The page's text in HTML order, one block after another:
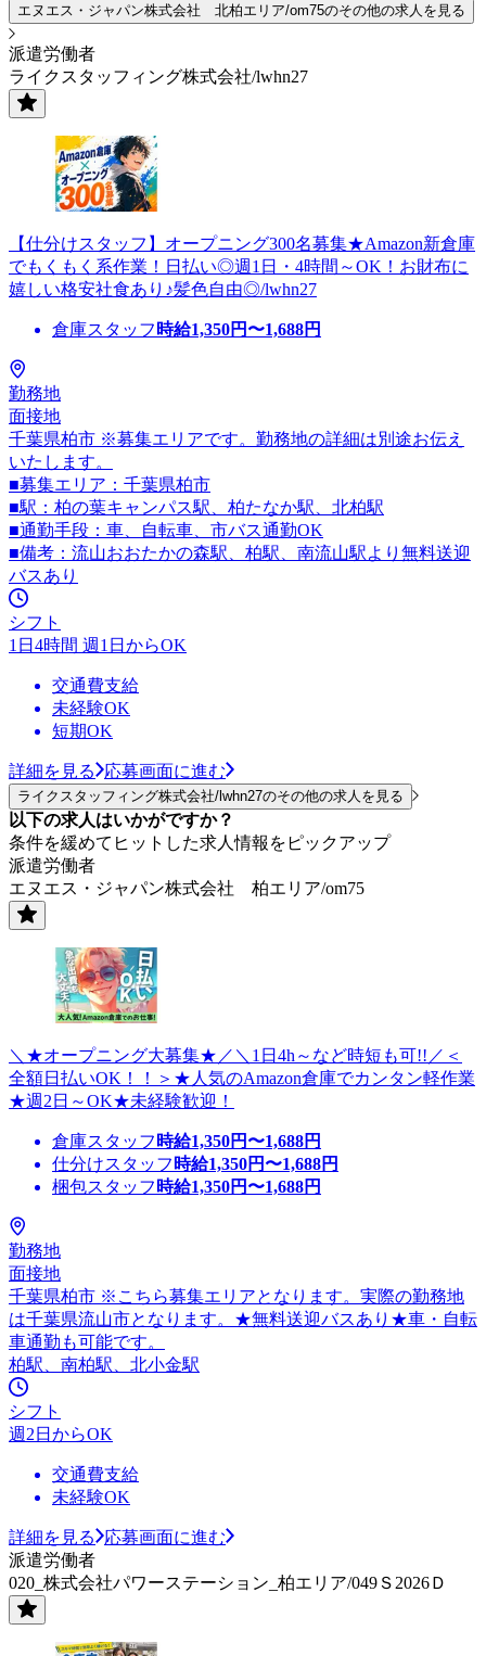
エヌエス・ジャパン株式会社 北柏エリア/om75のその他の求人を見る
派遣労働者
ライクスタッフィング株式会社/lwhn27
【仕分けスタッフ】オープニング300名募集★Amazon新倉庫
でもくもく系作業！日払い◎週1日・4時間～OK！お財布に
嬉しい格安社食あり♪髪色自由◎/lwhn27
倉庫スタッフ 時給1,350円〜1,688円
勤務地
面接地
千葉県柏市 ※募集エリアです。勤務地の詳細は別途お伝え
いたします。
■募集エリア：千葉県柏市
■駅：柏の葉キャンパス駅、柏たなか駅、北柏駅
■通勤手段：車、自転車、市バス通勤OK
■備考：流山おおたかの森駅、柏駅、南流山駅より無料送迎
バスあり
シフト
1日4時間 週1日からOK
交通費支給
未経験OK
短期OK
詳細を見る 応募画面に進む
ライクスタッフィング株式会社/lwhn27のその他の求人を見る
以下の求人はいかがですか？
条件を緩めてヒットした求人情報をピックアップ
派遣労働者
エヌエス・ジャパン株式会社 柏エリア/om75
＼★オープニング大募集★／＼1日4h～など時短も可!!／＜
全額日払いOK！！＞★人気のAmazon倉庫でカンタン軽作業
★週2日～OK★未経験歓迎！
倉庫スタッフ 時給1,350円〜1,688円
仕分けスタッフ 時給1,350円〜1,688円
梱包スタッフ 時給1,350円〜1,688円
勤務地
面接地
千葉県柏市 ※こちら募集エリアとなります。実際の勤務地
は千葉県流山市となります。★無料送迎バスあり★車・自転
車通勤も可能です。
柏駅、南柏駅、北小金駅
シフト
週2日からOK
交通費支給
未経験OK
詳細を見る
応募画面に進む
派遣労働者
020_株式会社パワーステーション_柏エリア/049Ｓ2026Ｄ